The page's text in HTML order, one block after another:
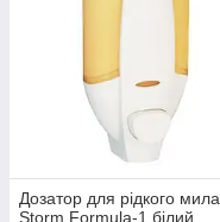
Дозатор для рідкого мила
Storm Formula-1 білий,